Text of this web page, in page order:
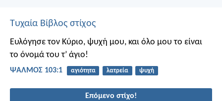
Τυχαία Βίβλος στίχος
Ευλόγησε τον Κύριο, ψυχή μου, και όλο μου το είναι
το όνομά του τ’ άγιο!
ΨΑΛΜΌΣ 103:1 αγιότητα λατρεία ψυχή
Επόμενο στίχο!